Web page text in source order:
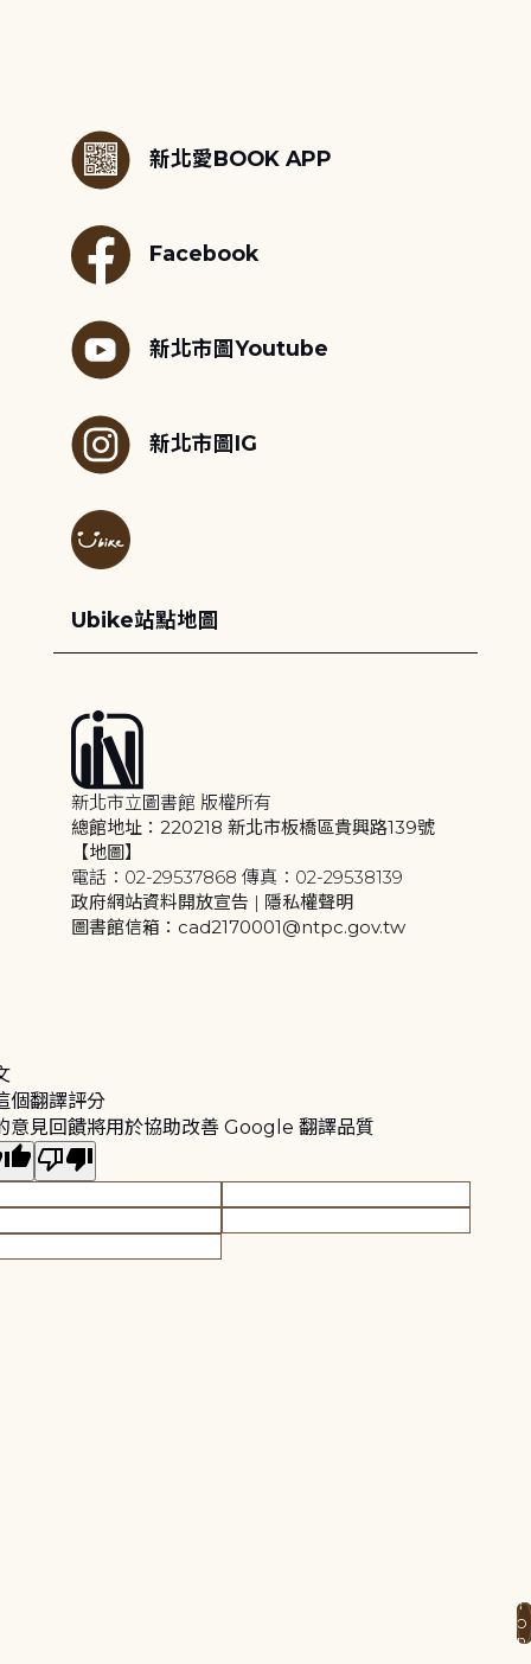
新北愛BOOK APP
Facebook
新北市圖Youtube
新北市圖IG
Ubike站點地圖
新北市立圖書館 版權所有
總館地址：220218 新北市板橋區貴興路139號
【地圖】
電話：02-29537868 傳真：02-29538139
政府網站資料開放宣告 | 隱私權聲明
圖書館信箱：cad2170001@ntpc.gov.tw
個翻譯評分
意見回饋將用於協助改善 Google 翻譯品質